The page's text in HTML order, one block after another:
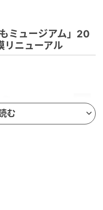
ミュージアム」20
ニューアル
む